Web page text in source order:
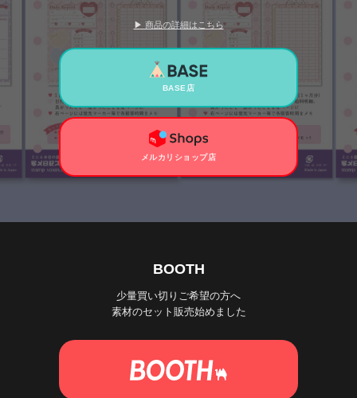
▶ 商品の詳細はこちら
BASE店
メルカリショップ店
BOOTH
少量買い切りご希望の方へ
素材のセット販売始めました